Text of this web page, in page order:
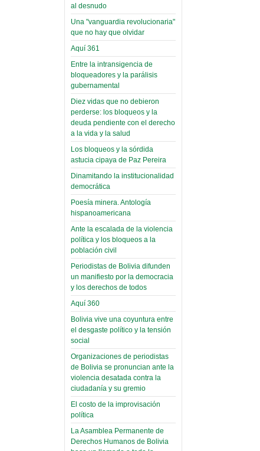
Leer Más...
Read more...
Cosmética
descolonizadora
(Miscelánea
palaciega 7)
El Infamatorio
Lunes, 27 Mayo 2019
Read more...
Creacionismo,
filtraciones e
inicio de la
campaña del
MAS
(Miscelánea
palaciega 6)
El Infamatorio
Domingo, 12 Mayo 2019
Read more...
al desnudo
Una "vanguardia revolucionaria"
que no hay que olvidar
Aquí 361
Entre la intransigencia de
bloqueadores y la parálisis
gubernamental
Diez vidas que no debieron
perderse: los bloqueos y la
deuda pendiente con el derecho
a la vida y la salud
Los bloqueos y la sórdida
astucia cipaya de Paz Pereira
Dinamitando la institucionalidad
democrática
Poesía minera. Antología
hispanoamericana
Ante la escalada de la violencia
política y los bloqueos a la
población civil
Periodistas de Bolivia difunden
un manifiesto por la democracia
y los derechos de todos
Aquí 360
Bolivia vive una coyuntura entre
el desgaste político y la tensión
social
Organizaciones de periodistas
de Bolivia se pronuncian ante la
violencia desatada contra la
ciudadanía y su gremio
El costo de la improvisación
política
La Asamblea Permanente de
Derechos Humanos de Bolivia